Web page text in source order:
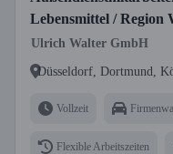
Lebensmittel / Region
Ulrich Walter GmbH
Düsseldorf, Dortmund,
Vollzeit
Flexible Arbeitszeiten